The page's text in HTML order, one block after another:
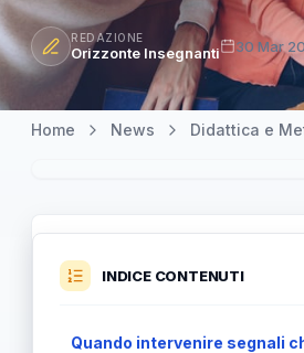
REDAZIONE
Orizzonte Insegnanti 30 Mar
Home News Didattica e
INDICE CONTENUTI
Quando intervenire segnali